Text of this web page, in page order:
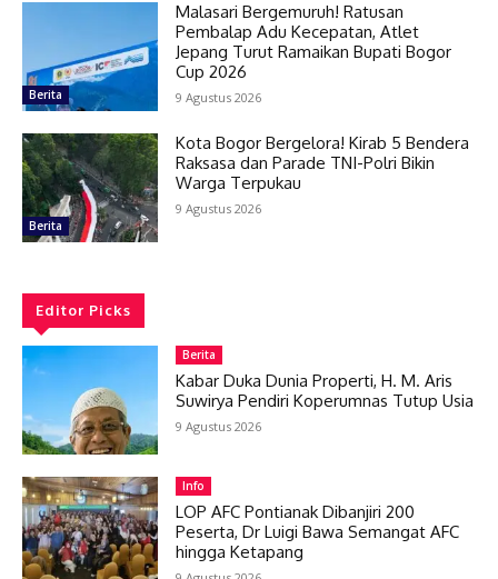
Berita
Malasari Bergemuruh! Ratusan
Pembalap Adu Kecepatan, Atlet
Jepang Turut Ramaikan Bupati Bogor
Cup 2026
9 Agustus 2026
Berita
Kota Bogor Bergelora! Kirab 5 Bendera
Raksasa dan Parade TNI-Polri Bikin
Warga Terpukau
9 Agustus 2026
Editor Picks
Berita
Kabar Duka Dunia Properti, H. M. Aris
Suwirya Pendiri Koperumnas Tutup Usia
9 Agustus 2026
Info
LOP AFC Pontianak Dibanjiri 200
Peserta, Dr Luigi Bawa Semangat AFC
hingga Ketapang